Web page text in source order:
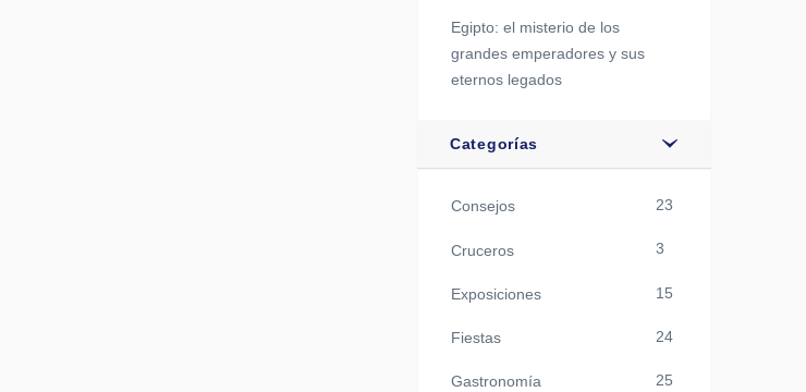
Egipto: el misterio de los
grandes emperadores y sus
eternos legados
Categorías
Consejos 23
Cruceros 3
Exposiciones 15
Fiestas 24
Gastronomía 25